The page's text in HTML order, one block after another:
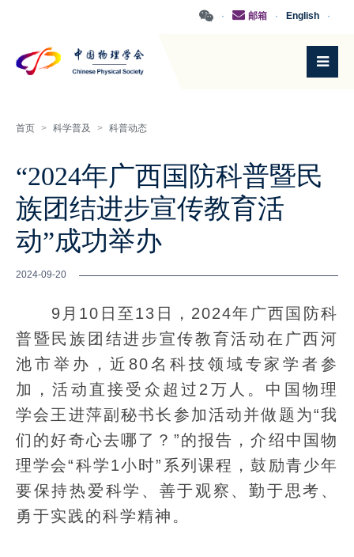
·
English
·
邮箱
·
首页 > 科学普及 > 科普动态
“2024年广西国防科普暨民
族团结进步宣传教育活
动”成功举办
2024-09-20
9月10日至13日，2024年广西国防科
普暨民族团结进步宣传教育活动在广西河
池市举办，近80名科技领域专家学者参
加，活动直接受众超过2万人。中国物理
学会王进萍副秘书长参加活动并做题为“我
们的好奇心去哪了？”的报告，介绍中国物
理学会“科学1小时”系列课程，鼓励青少年
要保持热爱科学、善于观察、勤于思考、
勇于实践的科学精神。